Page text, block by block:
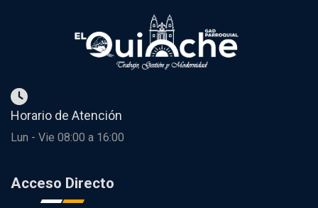
Horario de Atención
Lun - Vie 08:00 a 16:00
Acceso Directo